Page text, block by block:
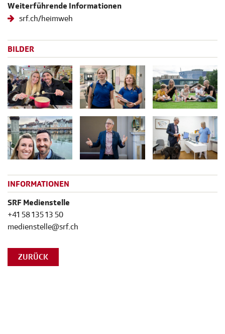
Weiterführende Informationen
srf.ch/heimweh
BILDER
INFORMATIONEN
SRF Medienstelle
+41 58 135 13 50
medienstelle@srf.ch
ZURÜCK